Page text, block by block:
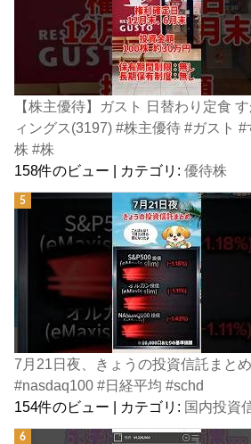
【株主優待】ガスト 日替わり定食
ィングス(3197) #株主優待 #ガスト
株 #株
158件のビュー | カテゴリ:優待株
7月21日夜、きょうの投資信託まと
#nasdaq100 #日経平均 #schd
154件のビュー | カテゴリ: 国内投資